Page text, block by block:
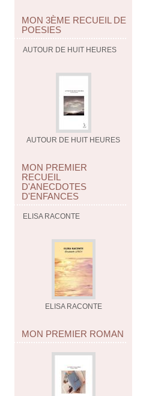
MON 3ÈME RECUEIL DE
POESIES
AUTOUR DE HUIT HEURES
AUTOUR DE HUIT HEURES
MON PREMIER
RECUEIL
D'ANECDOTES
D'ENFANCES
ELISA RACONTE
ELISA RACONTE
MON PREMIER ROMAN